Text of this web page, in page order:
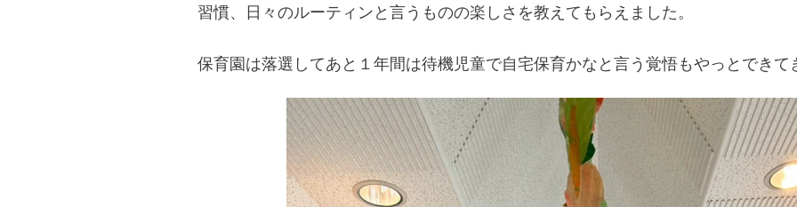
習慣、日々のルーティンと言うものの楽しさを教えてもらえました。
保育園は落選してあと１年間は待機児童で自宅保育かなと言う覚悟もやっとできて